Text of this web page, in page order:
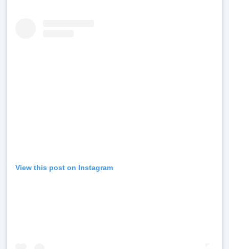
View this post on Instagram